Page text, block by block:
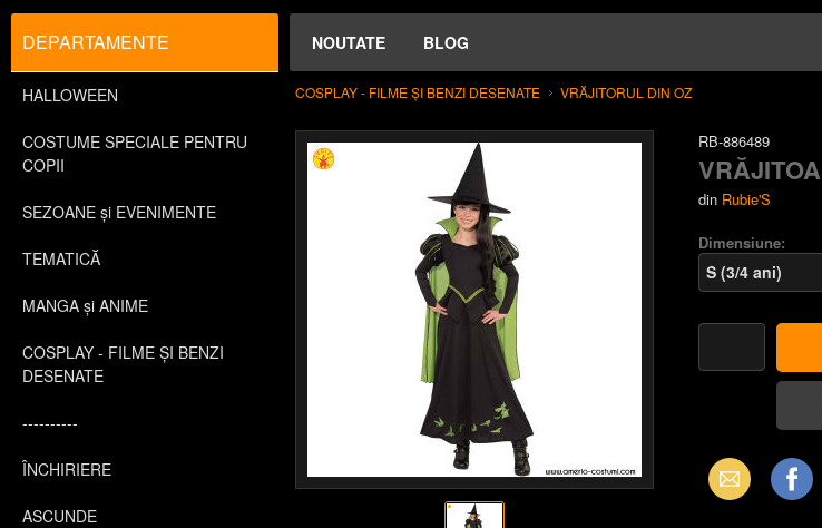
NOUTATE BLOG
DEPARTAMENTE
HALLOWEEN
COSTUME SPECIALE PENTRU
COPII
SEZOANE și EVENIMENTE
TEMATICĂ
MANGA și ANIME
COSPLAY - FILME ȘI BENZI
DESENATE
----------
ÎNCHIRIERE
ASCUNDE
COSPLAY - FILME ȘI BENZI DESENATE VRĂJITORUL DIN OZ
RB-886489
din Rubie'S
Dimensiune:
Email Facebook